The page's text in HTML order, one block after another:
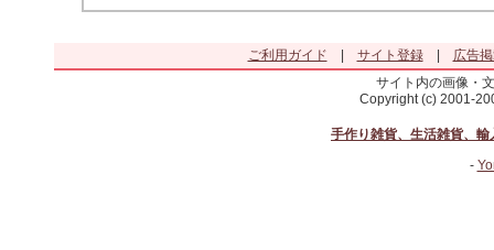
ご利用ガイド サイト登録|
広告
サイト内の画像・
Copyright (c) 2001-
手作り雑貨、生活雑貨、
-